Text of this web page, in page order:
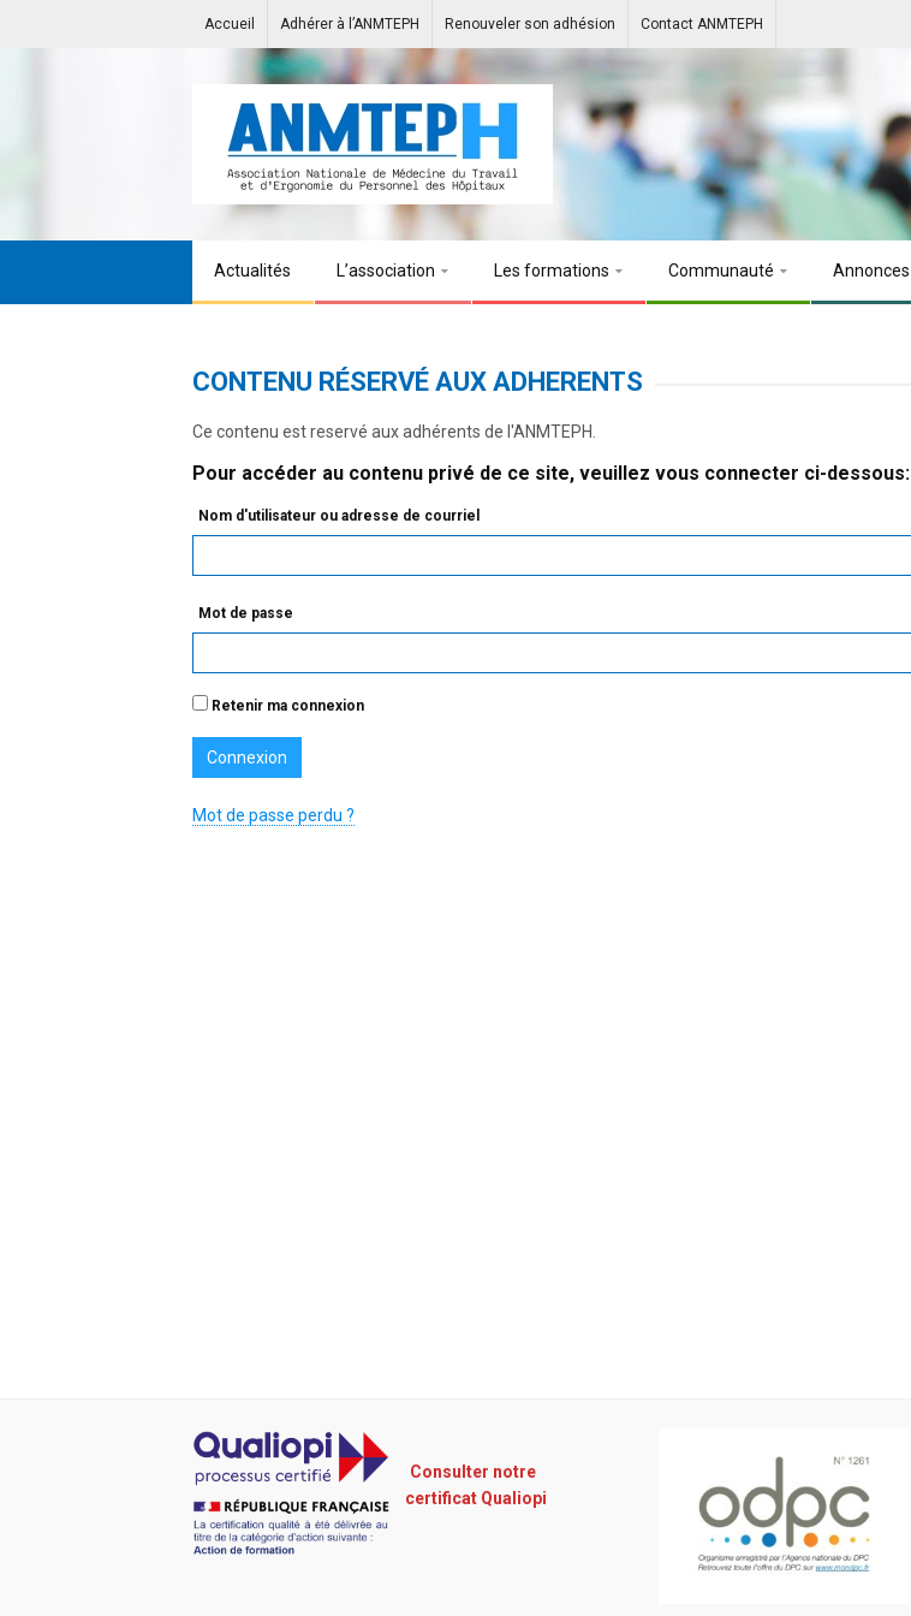
Accueil Adhérer à l’ANMTEPH Renouveler son adhésion Contact ANMTEPH
Actualités L’association Les formations Communauté Annonces
CONTENU RÉSERVÉ AUX ADHERENTS
Ce contenu est reservé aux adhérents de l'ANMTEPH.
Pour accéder au contenu privé de ce site, veuillez vous connecter ci-dessous:
Nom d'utilisateur ou adresse de courriel
Mot de passe
Retenir ma connexion
Mot de passe perdu ?
Consulter notre
certificat Qualiopi